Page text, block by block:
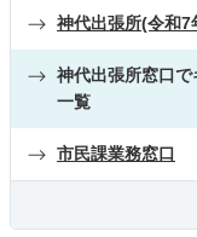
神代出張所(令和7
神代出張所窓口
一覧
市民課業務窓口